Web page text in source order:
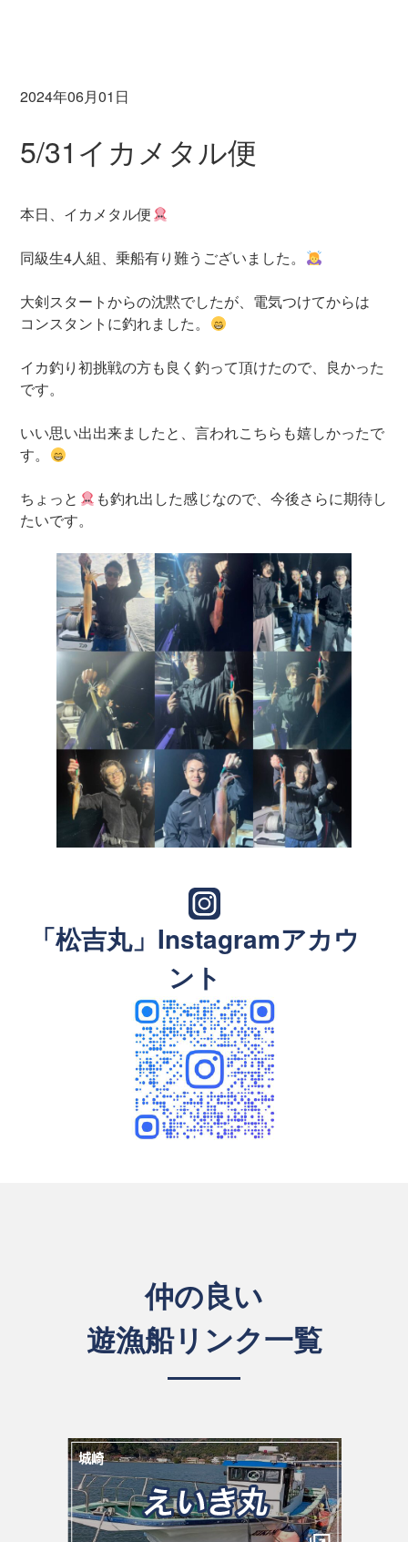
2024年06月01日
5/31イカメタル便
本日、イカメタル便
同級生4人組、乗船有り難うございました。
大剣スタートからの沈黙でしたが、電気つけてからは
コンスタントに釣れました。
イカ釣り初挑戦の方も良く釣って頂けたので、良かった
です。
いい思い出出来ましたと、言われこちらも嬉しかったで
す。
ちょっと
も釣れ出した感じなので、今後さらに期待し
たいです。
「松吉丸」Instagramアカウ
ント
仲の良い
遊漁船リンク一覧